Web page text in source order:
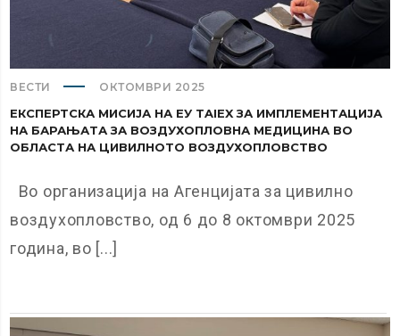
ВЕСТИ ОКТОМВРИ 2025
ЕКСПЕРТСКА МИСИЈА НА ЕУ TAIEX ЗА ИМПЛЕМЕНТАЦИЈА
НА БАРАЊАТА ЗА ВОЗДУХОПЛОВНА МЕДИЦИНА ВО
ОБЛАСТА НА ЦИВИЛНОТО ВОЗДУХОПЛОВСТВО
Во организација на Агенцијата за цивилно
воздухопловство, од 6 до 8 октомври 2025
година, во [...]